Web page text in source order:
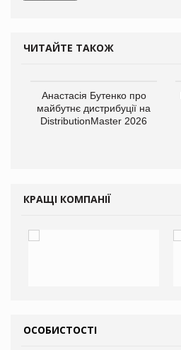
ЧИТАЙТЕ ТАКОЖ
Анастасія Бутенко про
майбутнє дистрибуції на
DistributionMaster 2026
КРАЩІ КОМПАНІЇ
ОСОБИСТОСТІ